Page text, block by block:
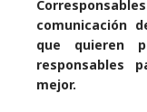
comunicación
que quieren
responsables
mejor.